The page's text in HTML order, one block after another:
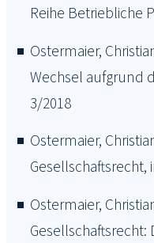
Reihe Betriebliche
Ostermaier,
Wechsel aufgrund
3/2018
Ostermaier,
Gesellschaftsrecht,
Ostermaier,
Gesellschaftsrecht: